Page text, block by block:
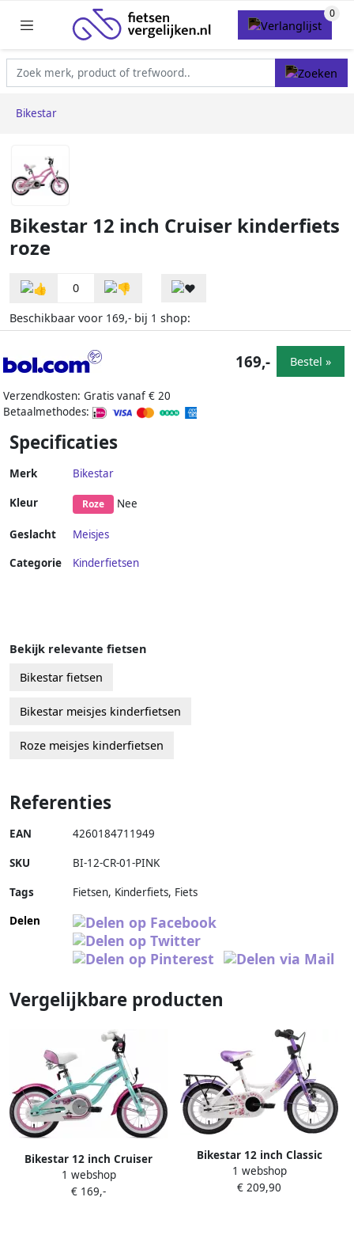
Bikestar
Bikestar 12 inch Cruiser kinderfiets
roze
0
Beschikbaar voor 169,- bij 1 shop:
Verzendkosten: Gratis vanaf € 20
Betaalmethodes:
169,- Bestel »
Specificaties
Merk Bikestar
Kleur Roze Nee
Geslacht
Meisjes
Categorie
Kinderfietsen
Bekijk relevante fietsen
Bikestar fietsen
Bikestar meisjes kinderfietsen
Roze meisjes kinderfietsen
Referenties
EAN 4260184711949
SKU BI-12-CR-01-PINK
Tags
Fietsen, Kinderfiets, Fiets
Delen
Vergelijkbare producten
Bikestar 12 inch Cruiser
kinderfiets mint
1 webshop
€ 169,-
Bikestar 12 inch Classic
kinderfiets lila wit
1 webshop
€ 209,90